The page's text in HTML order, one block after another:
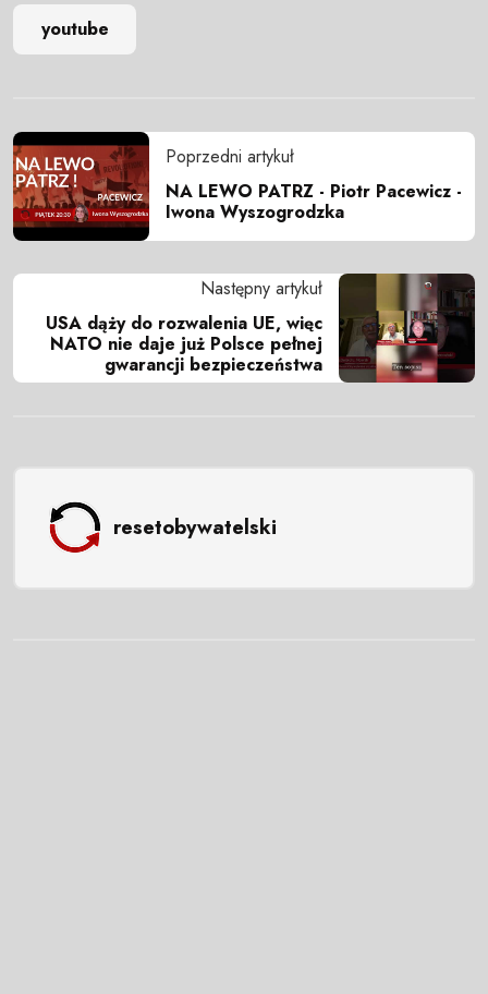
youtube
Poprzedni artykuł
NA LEWO PATRZ - Piotr Pacewicz -
Iwona Wyszogrodzka
Następny artykuł
USA dąży do rozwalenia UE, więc
NATO nie daje już Polsce pełnej
gwarancji bezpieczeństwa
resetobywatelski